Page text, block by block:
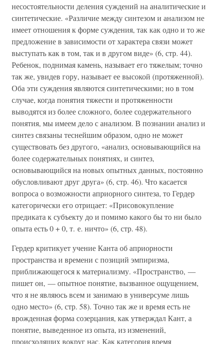
несостоятельности деления суждений на аналитические и
синтетические. «Различие между синтезом и анализом не
имеет отношения к форме суждения, так как одно и то же
предложение в зависимости от характера связи может
выступать как в том, так и в другом виде» (6, стр. 44).
Ребенок, поднимая камень, называет его тяжелым; точно
так же, увидев гору, называет ее высокой (протяженной).
Оба эти суждения являются синтетическими; но в том
случае, когда понятия тяжести и протяженности
выводятся из более сложного, более содержательного
понятия, мы имеем дело с анализом. В познании анализ и
синтез связаны теснейшим образом, одно не может
существовать без другого, «анализ, основывающийся на
более содержательных понятиях, и синтез,
основывающийся на новых опытных данных, постоянно
обусловливают друг друга» (6, стр. 46). Что касается
вопроса о возможности априорного синтеза, то Гердер
категорически его отрицает: «Присовокупление
предиката к субъекту до и помимо какого бы то ни было
опыта есть 0 + 0, т. е. ничто» (6, стр. 48).
Гердер критикует учение Канта об априорности
пространства и времени с позиций эмпиризма,
приближающегося к материализму. «Пространство, —
пишет он, — опытное понятие, вызванное ощущением,
что я не являюсь всем и занимаю в универсуме лишь
одно место» (6, стр. 58). Точно так же и время есть не
врожденная форма созерцания, как утверждал Кант, а
понятие, выведенное из опыта, из изменений,
происходящих вокруг нас. Как категория время